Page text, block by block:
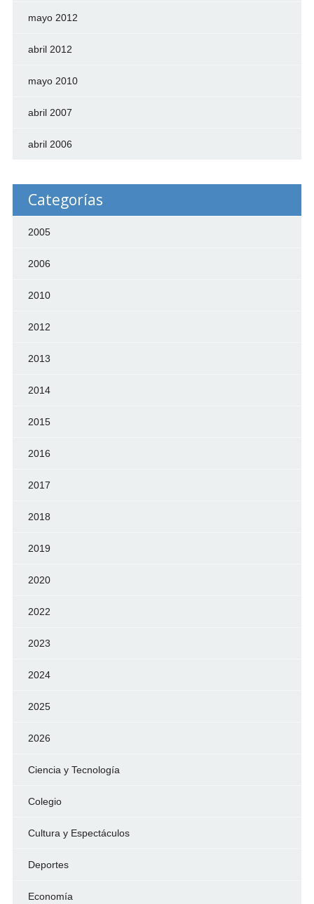
mayo 2012
abril 2012
mayo 2010
abril 2007
abril 2006
Categorías
2005
2006
2010
2012
2013
2014
2015
2016
2017
2018
2019
2020
2022
2023
2024
2025
2026
Ciencia y Tecnología
Colegio
Cultura y Espectáculos
Deportes
Economía